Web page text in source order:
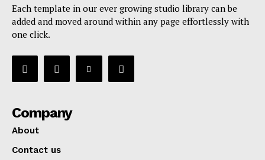
Each template in our ever growing studio library can be
added and moved around within any page effortlessly with
one click.
Company
About
Contact us